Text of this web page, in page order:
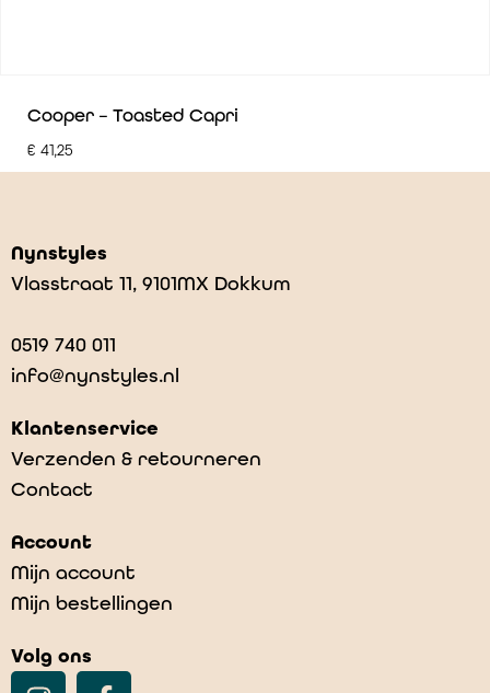
Cooper – Toasted Capri
€ 41,25
Nynstyles
Vlasstraat 11, 9101MX Dokkum
0519 740 011
info@nynstyles.nl
Klantenservice
Verzenden & retourneren
Contact
Account
Mijn account
Mijn bestellingen
Volg ons